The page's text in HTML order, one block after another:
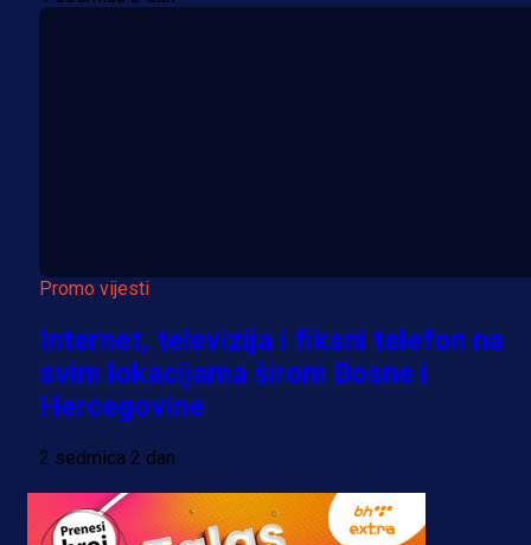
Promo vijesti
Internet, televizija i fiksni telefon na
svim lokacijama širom Bosne i
Hercegovine
2 sedmica 2 dan